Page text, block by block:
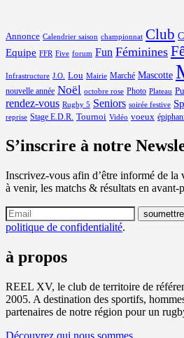
Annonce Calendrier saison championnat Club
Equipe FFR Five forum Fun Féminines
Infrastructure J.O. Lou Mairie Marché Mascotte
nouvelle année Noël octobre rose Photo Plateau
rendez-vous Rugby 5 Seniors soirée festive
reprise Stage E.D.R. Tournoi Vidéo voeux
S’inscrire à notre
Inscrivez-vous afin d’être informé de la
à venir, les matchs & résultats en
politique de confidentialité.
à propos
REEL XV, le club de territoire de
2005. A destination des sportifs,
partenaires de notre région pour un
Découvrez qui nous sommes…